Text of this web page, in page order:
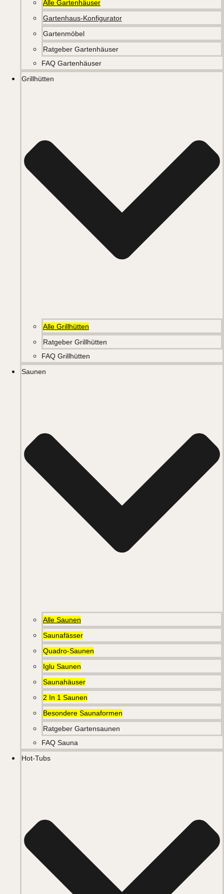
Alle Gartenhäuser
Gartenhaus-Konfigurator
Gartenmöbel
Ratgeber Gartenhäuser
FAQ Gartenhäuser
Grillhütten
Alle Grillhütten
Ratgeber Grillhütten
FAQ Grillhütten
Saunen
Alle Saunen
Saunafässer
Quadro-Saunen
Iglu Saunen
Saunahäuser
2 In 1 Saunen
Besondere Saunaformen
Ratgeber Gartensaunen
FAQ Sauna
Hot-Tubs